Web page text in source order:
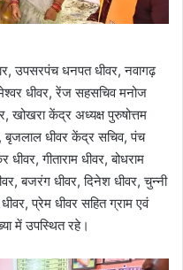
उपसरपंच धनपत धीवर, नवागढ़
धीवर, रेंज सहसचिव मनोज
खोखरा केंद्र अध्यक्ष पुरुषोत्तम
बृजलाल धीवर केंद्र सचिव, पंच
गीताराम धीवर, बोधराम
बजरंग धीवर, दिनेश धीवर, चुन्नी
प्रेम धीवर सहित ग्राम एवं
में उपस्थित रहे।